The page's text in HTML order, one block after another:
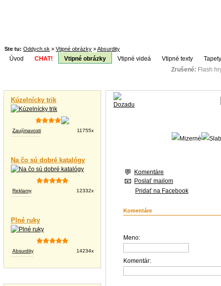
Ste tu: Oddych.sk » Vtipné obrázky »Absurdity
Úvod CHAT! Vtipné obrázky Vtipné videá Vtipné texty
Zrušené: Flash
Kúzelnícky trik
Zaujímavosti 11755x
Na čo sú dobré katalógy
Reklamy 12332x
Plné ruky
Absurdity 14234x
Komentáre
Poslať mailom
Pridať na Facebook
Komentáre
Meno:
Komentár: